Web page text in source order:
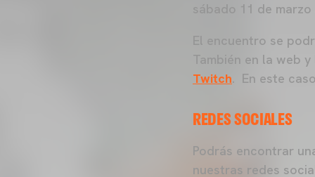
sábado 11 de
El encuentro se
También en la web
Twitch. En este
REDES SOCIALES
Podrás encontrar
nuestras redes